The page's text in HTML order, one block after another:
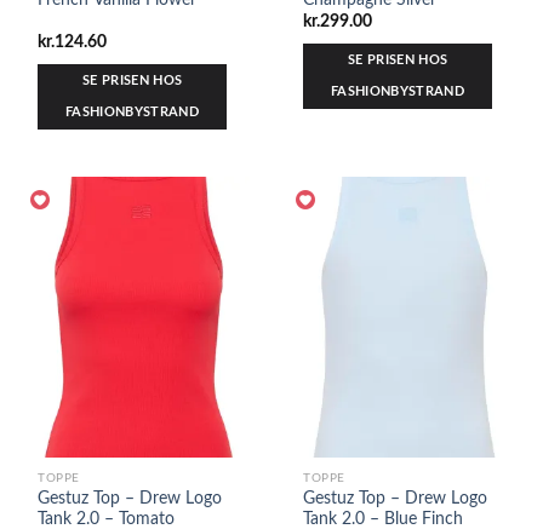
kr.124.60
SE PRISEN HOS
FASHIONBYSTRAND
kr.299.00
SE PRISEN HOS
FASHIONBYSTRAND
TOPPE
Gestuz Top – Drew Logo
Tank 2.0 – Tomato
TOPPE
Gestuz Top – Drew Logo
Tank 2.0 – Blue Finch